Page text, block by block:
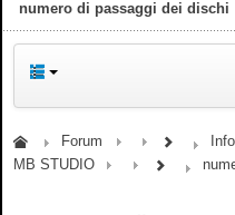
numero di passaggi dei dischi
Forum
MB STUDIO